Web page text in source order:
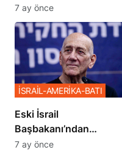
İstemiyor”
7 ay önce
Eski İsrail
Başbakanı’ndan
Netanyahu’ya Ağır
İSRAİL-AMERİKA-BATI
7 ay önce